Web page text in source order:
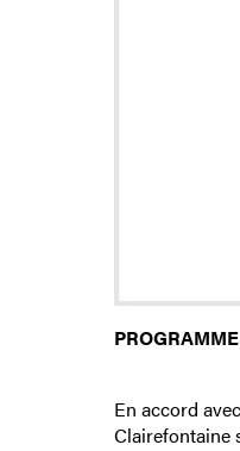
En accord
Clairefontaine